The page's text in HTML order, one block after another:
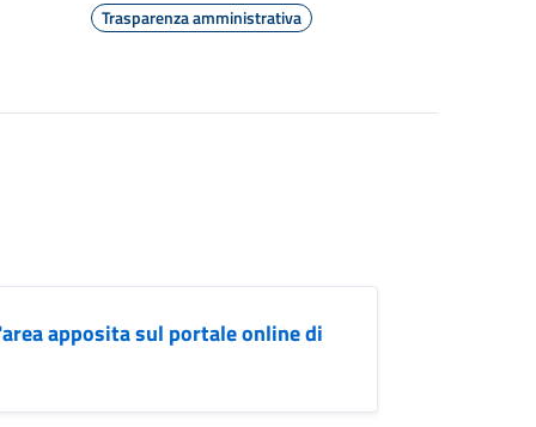
Trasparenza amministrativa
apposita sul portale online di